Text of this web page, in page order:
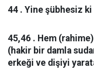
44 . Yine şübhesiz
45,46 . Hem
(hakir bir damla
erkeği ve dişiyi